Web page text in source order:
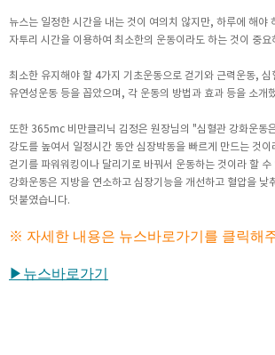
뉴스는 일정한 시간을 내는 것이 여의치 않지만, 하루에 해야
자투리 시간을 이용하여 최소한의 운동이라도 하는 것이 중요
최소한 유지해야 할 4가지 기초운동으로 걷기와 근력운동,
유연성운동 등을 꼽았으며, 각 운동의 방법과 효과 등을 소개
또한 365mc 비만클리닉 김정은 원장님의 "심혈관 강화운동
강도를 높여서 일정시간 동안 심장박동을 빠르게 만드는 것이
걷기를 파워워킹이나 달리기로 바꿔서 운동하는 것이라 할
강화운동은 지방을 연소하고 심장기능을 개선하고 혈압을 낮
덧붙였습니다.
※ 자세한 내용은 뉴스바로가기를 클릭해
▶뉴스바로가기